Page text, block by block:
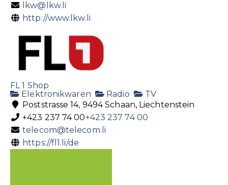
lkw@lkw.li
http://www.lkw.li
FL 1 Shop
Elektronikwaren
Radio
TV
Poststrasse 14, 9494 Schaan, Liechtenstein
+423 237 74 00+423 237 74 00
telecom@telecom.li
https://fl1.li/de